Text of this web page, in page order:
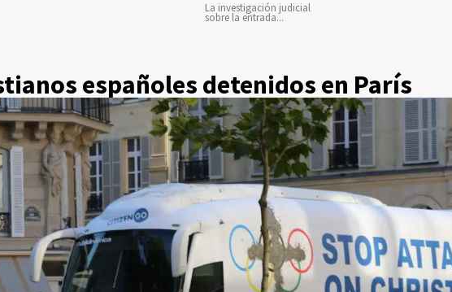
La investigación judicial
sobre la entrada...
españoles detenidos en París